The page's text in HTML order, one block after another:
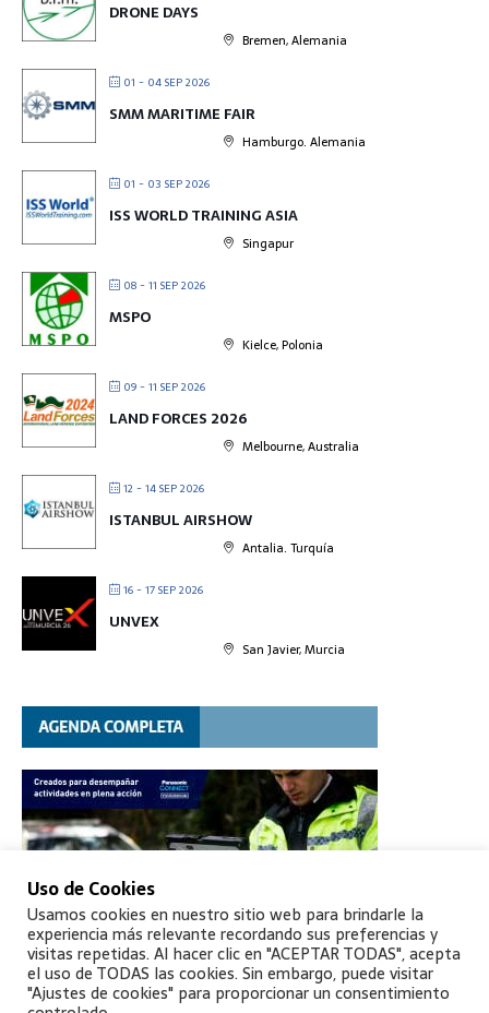
DRONE DAYS
Bremen, Alemania
01 - 04 SEP 2026
SMM MARITIME FAIR
Hamburgo. Alemania
01 - 03 SEP 2026
ISS WORLD TRAINING ASIA
Singapur
08 - 11 SEP 2026
MSPO
Kielce, Polonia
09 - 11 SEP 2026
LAND FORCES 2026
Melbourne, Australia
12 - 14 SEP 2026
ISTANBUL AIRSHOW
Antalia. Turquía
16 - 17 SEP 2026
UNVEX
San Javier, Murcia
Uso de Cookies
Usamos cookies en nuestro sitio web para brindarle la
experiencia más relevante recordando sus preferencias y
visitas repetidas. Al hacer clic en "ACEPTAR TODAS", acepta
el uso de TODAS las cookies. Sin embargo, puede visitar
"Ajustes de cookies" para proporcionar un consentimiento